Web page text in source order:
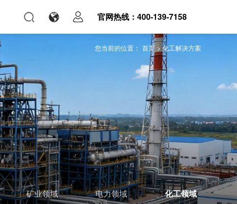
官网热线：400-139-7158
您当前的位置： 首页 > 化工解决方案
矿业领域 电力领域 化工领域